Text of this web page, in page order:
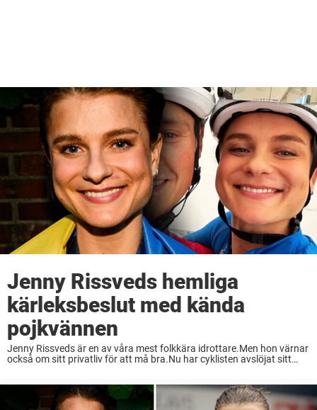
Jenny Rissveds hemliga
kärleksbeslut med kända
pojkvännen
Jenny Rissveds är en av våra mest folkkära idrottare.Men hon värnar
också om sitt privatliv för att må bra.Nu har cyklisten avslöjat sitt